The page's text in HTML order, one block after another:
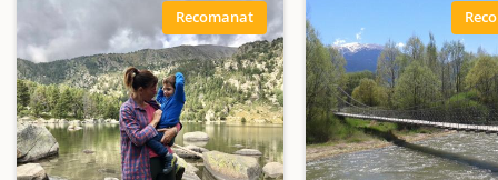
Recomanat